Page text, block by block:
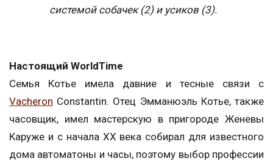
системой собачек (2) и усиков (3).
Настоящий WorldTime
Семья Котье имела давние и тесные связи с
Vacheron Constantin. Отец Эмманюэль Котье, также
часовщик, имел мастерскую в пригороде Женевы
Каруже и с начала XX века собирал для известного
дома автоматоны и часы, поэтому выбор профессии